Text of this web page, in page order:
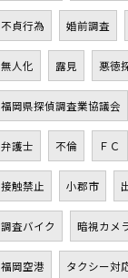
不貞行為 婚前調査
無人化 露見 悪徳
福岡県探偵調査業協議会
弁護士 不倫 ＦＣ
接触禁止 小郡市
調査バイク 暗視カメ
福岡空港 タクシー対